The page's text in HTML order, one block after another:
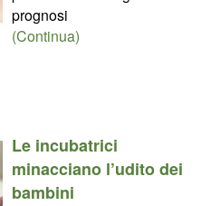
prognosi
(Continua)
Le incubatrici
minacciano l’udito dei
bambini